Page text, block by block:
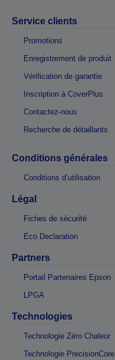
Service clients
Promotions
Enregistrement de produit
Vérification de garantie
Inscription à CoverPlus
Contactez-nous
Recherche de détaillants
Conditions générales
Conditions d’utilisation
Légal
Fiches de sécurité
Eco Declaration
Partners
Portail Partenaires Epson
LPGA
Technologies
Technologie Zéro Chaleur
Technologie PrecisionCore